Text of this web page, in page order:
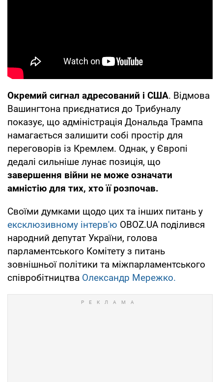
Окремий сигнал адресований і США. Відмова
Вашингтона приєднатися до Трибуналу
показує, що адміністрація Дональда Трампа
намагається залишити собі простір для
переговорів із Кремлем. Однак, у Європі
дедалі сильніше лунає позиція, що
завершення війни не може означати
амністію для тих, хто її розпочав.
Своїми думками щодо цих та інших питань у
ексклюзивному інтерв'ю OBOZ.UA поділився
народний депутат України, голова
парламентського Комітету з питань
зовнішньої політики та міжпарламентського
співробітництва Олександр Мережко.